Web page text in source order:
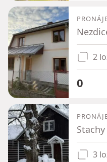
2
0
3